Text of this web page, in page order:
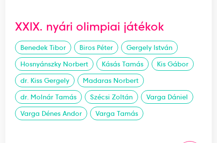
XXIX. nyári olimpiai játékok
Benedek Tibor Biros Péter
Gergely István
Hosnyánszky Norbert
Kásás Tamás
Kis Gábor
dr. Kiss Gergely
Madaras Norbert
dr. Molnár Tamás
Szécsi Zoltán
Varga Dániel
Varga Dénes Andor
Varga Tamás